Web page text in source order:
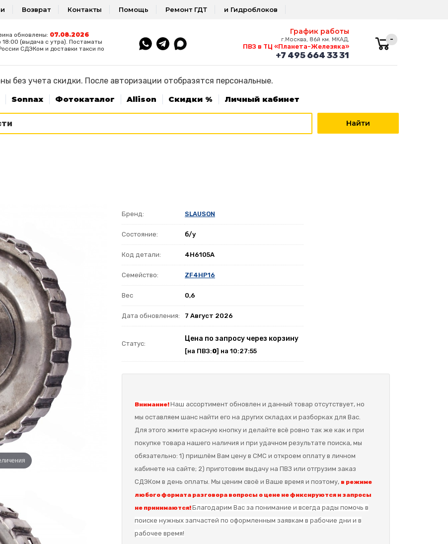
Возврат Контакты Помощь Ремонт ГДТ и Гидроблоков
обновлены: 07.08.2026
(выдача с утра). Постаматы
СДЭКом и доставки такси по
График работы
г.Москва, 86й км. МКАД,
ПВЗ в ТЦ «Планета-Железяка»
+7 495 664 33 31
-
без учета скидки. После авторизации отобразятся персональные.
Sonnax Фотокаталог Allison Скидки % Личный кабинет
Бренд: SLAUSON
Состояние: б/у
Код детали: 4H6105A
Семейство: ZF4HP16
Вес 0,6
Дата обновления: 7 Август 2026
Статус:
Цена по запросу через корзину
[на ПВЗ:0] на 10:27:55
Внимание!Наш ассортимент обновлен и данный товар отсутствует, но
мы оставляем шанс найти его на других складах и разборках для Вас.
Для этого жмите красную кнопку и делайте всё ровно так же как и при
покупке товара нашего наличия и при удачном результате поиска, мы
обязательно: 1) пришлём Вам цену в СМС и откроем оплату в личном
кабинете на сайте; 2) приготовим выдачу на ПВЗ или отгрузим заказ
СДЭКом в день оплаты. Мы ценим своё и Ваше время и поэтому, в режиме
любого формата разговора вопросы о цене не фиксируются и запросы
не принимаются!Благодарим Вас за понимание и всегда рады помочь в
поиске нужных запчастей по оформленным заявкам в рабочие дни и в
рабочее время!